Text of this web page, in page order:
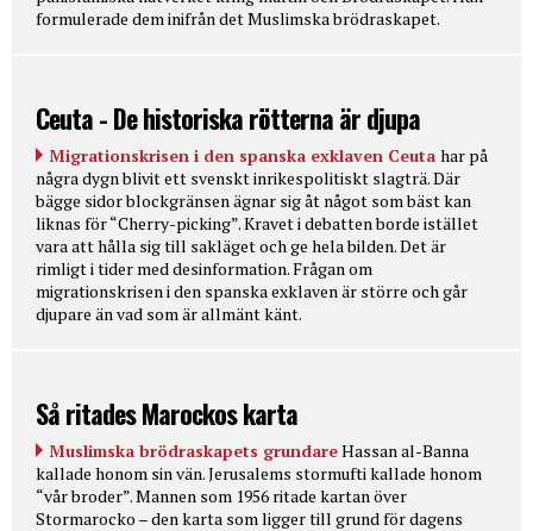
formulerade dem inifrån det Muslimska brödraskapet.
Ceuta - De historiska rötterna är djupa
Migrationskrisen i den spanska exklaven Ceuta har på
några dygn blivit ett svenskt inrikespolitiskt slagträ. Där
bägge sidor blockgränsen ägnar sig åt något som bäst kan
liknas för “Cherry-picking”. Kravet i debatten borde istället
vara att hålla sig till sakläget och ge hela bilden. Det är
rimligt i tider med desinformation. Frågan om
migrationskrisen i den spanska exklaven är större och går
djupare än vad som är allmänt känt.
Så ritades Marockos karta
Muslimska brödraskapets grundareHassan al-Banna
kallade honom sin vän. Jerusalems stormufti kallade honom
“vår broder”. Mannen som 1956 ritade kartan över
Stormarocko – den karta som ligger till grund för dagens